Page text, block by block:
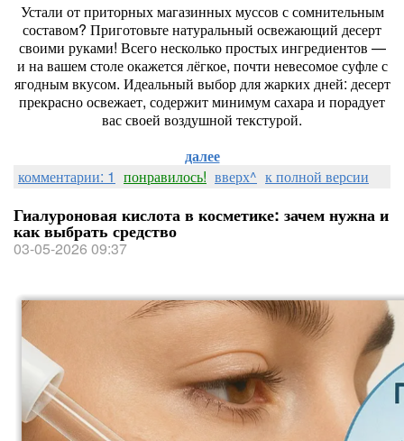
Устали от приторных магазинных муссов с сомнительным
составом? Приготовьте натуральный освежающий десерт
своими руками! Всего несколько простых ингредиентов —
и на вашем столе окажется лёгкое, почти невесомое суфле с
ягодным вкусом. Идеальный выбор для жарких дней: десерт
прекрасно освежает, содержит минимум сахара и порадует
вас своей воздушной текстурой.
далее
комментарии: 1 понравилось! вверх^ к полной версии
Гиалуроновая кислота в косметике: зачем нужна и
как выбрать средство
03-05-2026 09:37